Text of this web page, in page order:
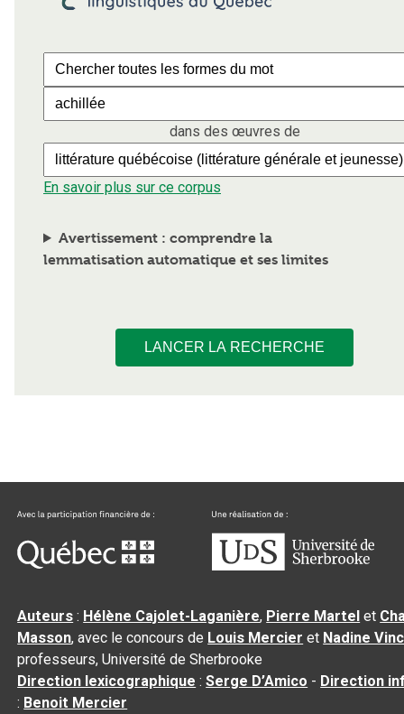
dans des œuvres de
En savoir plus sur ce corpus
Avertissement : comprendre la
lemmatisation automatique et ses limites
LANCER LA RECHERCHE
Auteurs : Hélène Cajolet-Laganière, Pierre Martel et
Masson, avec le concours de Louis Mercier et Nadine
professeurs, Université de Sherbrooke
Direction lexicographique :Serge D’Amico - Direction
: Benoit Mercier